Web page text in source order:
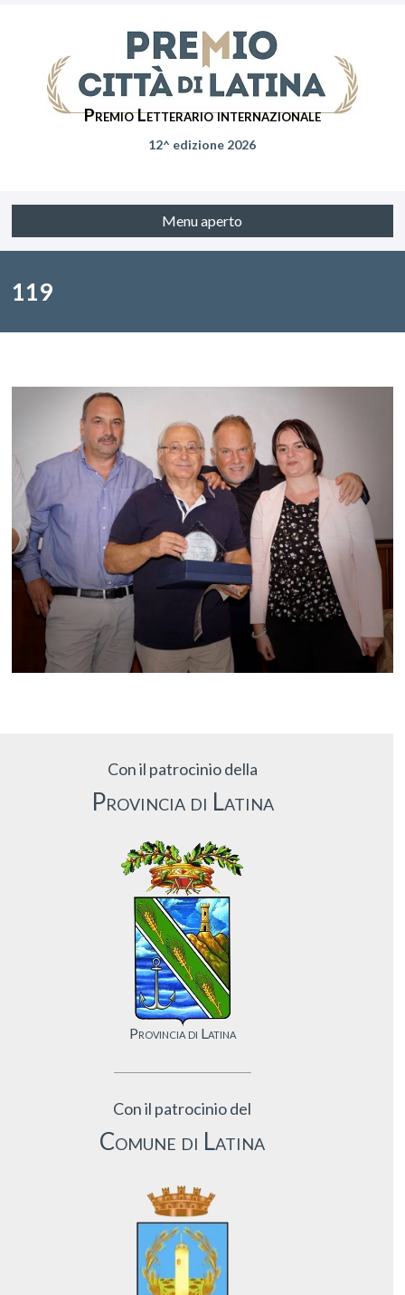
Premio Letterario internazionale
12^ edizione 2026
Menu aperto
119
Con il patrocinio della
Provincia di Latina
Provincia di Latina
Con il patrocinio del
Comune di Latina